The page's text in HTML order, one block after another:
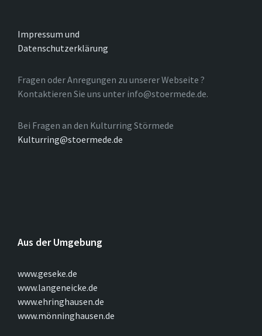
Impressum und
Datenschutzerklärung
Fragen oder Anregungen zu unserer Webseite ?
Kontaktieren Sie uns unter info@stoermede.de.
Bei Fragen an den Kulturring Störmede
Kulturring@stoermede.de
Aus der Umgebung
www.geseke.de
www.langeneicke.de
www.ehringhausen.de
www.mönninghausen.de